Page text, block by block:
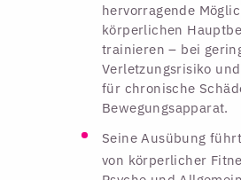
hervorragende
körperlichen
trainieren – bei
Verletzungsrisiko
für chronische
Bewegungs­apparat.
Seine Ausübung
von körperlicher